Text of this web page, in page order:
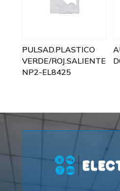
PULSAD.PLASTICO
VERDE/ROJ.SALIENTE
NP2-EL8425